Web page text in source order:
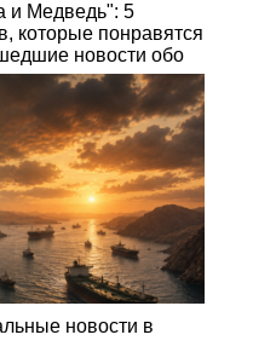
и Медведь": 5
которые понравятся
новости обо
новости в